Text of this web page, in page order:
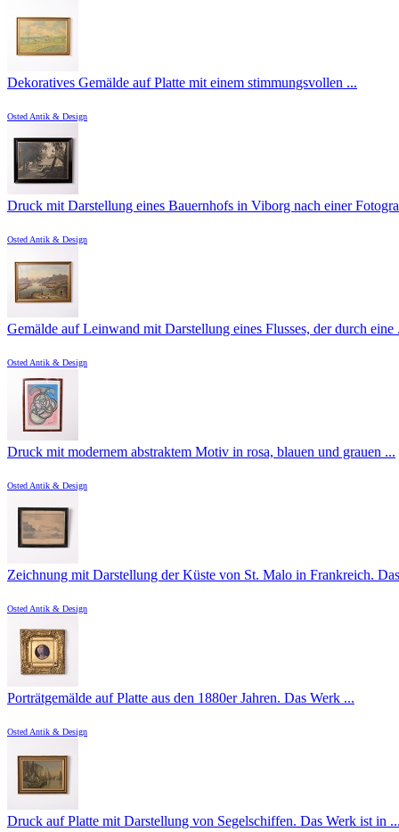
Dekoratives Gemälde auf Platte mit einem stimmungsvollen ...
Osted Antik & Design
Druck mit Darstellung eines Bauernhofs in Viborg nach einer
Osted Antik & Design
Gemälde auf Leinwand mit Darstellung eines Flusses, der durch eine
Osted Antik & Design
Druck mit modernem abstraktem Motiv in rosa, blauen und grauen ...
Osted Antik & Design
Zeichnung mit Darstellung der Küste von St. Malo in Frankreich.
Osted Antik & Design
Porträtgemälde auf Platte aus den 1880er Jahren. Das Werk ...
Osted Antik & Design
Druck auf Platte mit Darstellung von Segelschiffen. Das Werk ist in ...